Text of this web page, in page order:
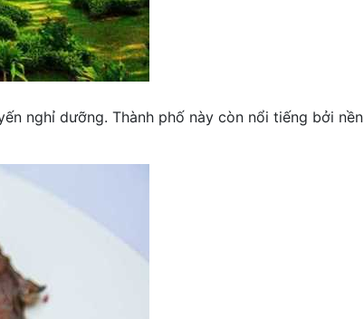
nghỉ dưỡng. Thành phố này còn nổi tiếng bởi nền